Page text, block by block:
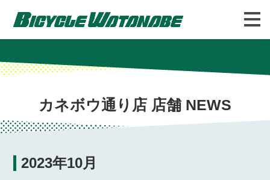
FAQ
カネボウ通り店 店舗 NEWS
2023年10月